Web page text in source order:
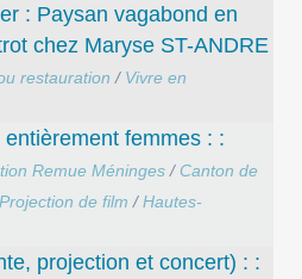
: Paysan vagabond en
chez Maryse ST-ANDRE
restauration / Vivre en
femmes : :
Remue Méninges / Canton de
de film /Hautes-
projection et concert) : :